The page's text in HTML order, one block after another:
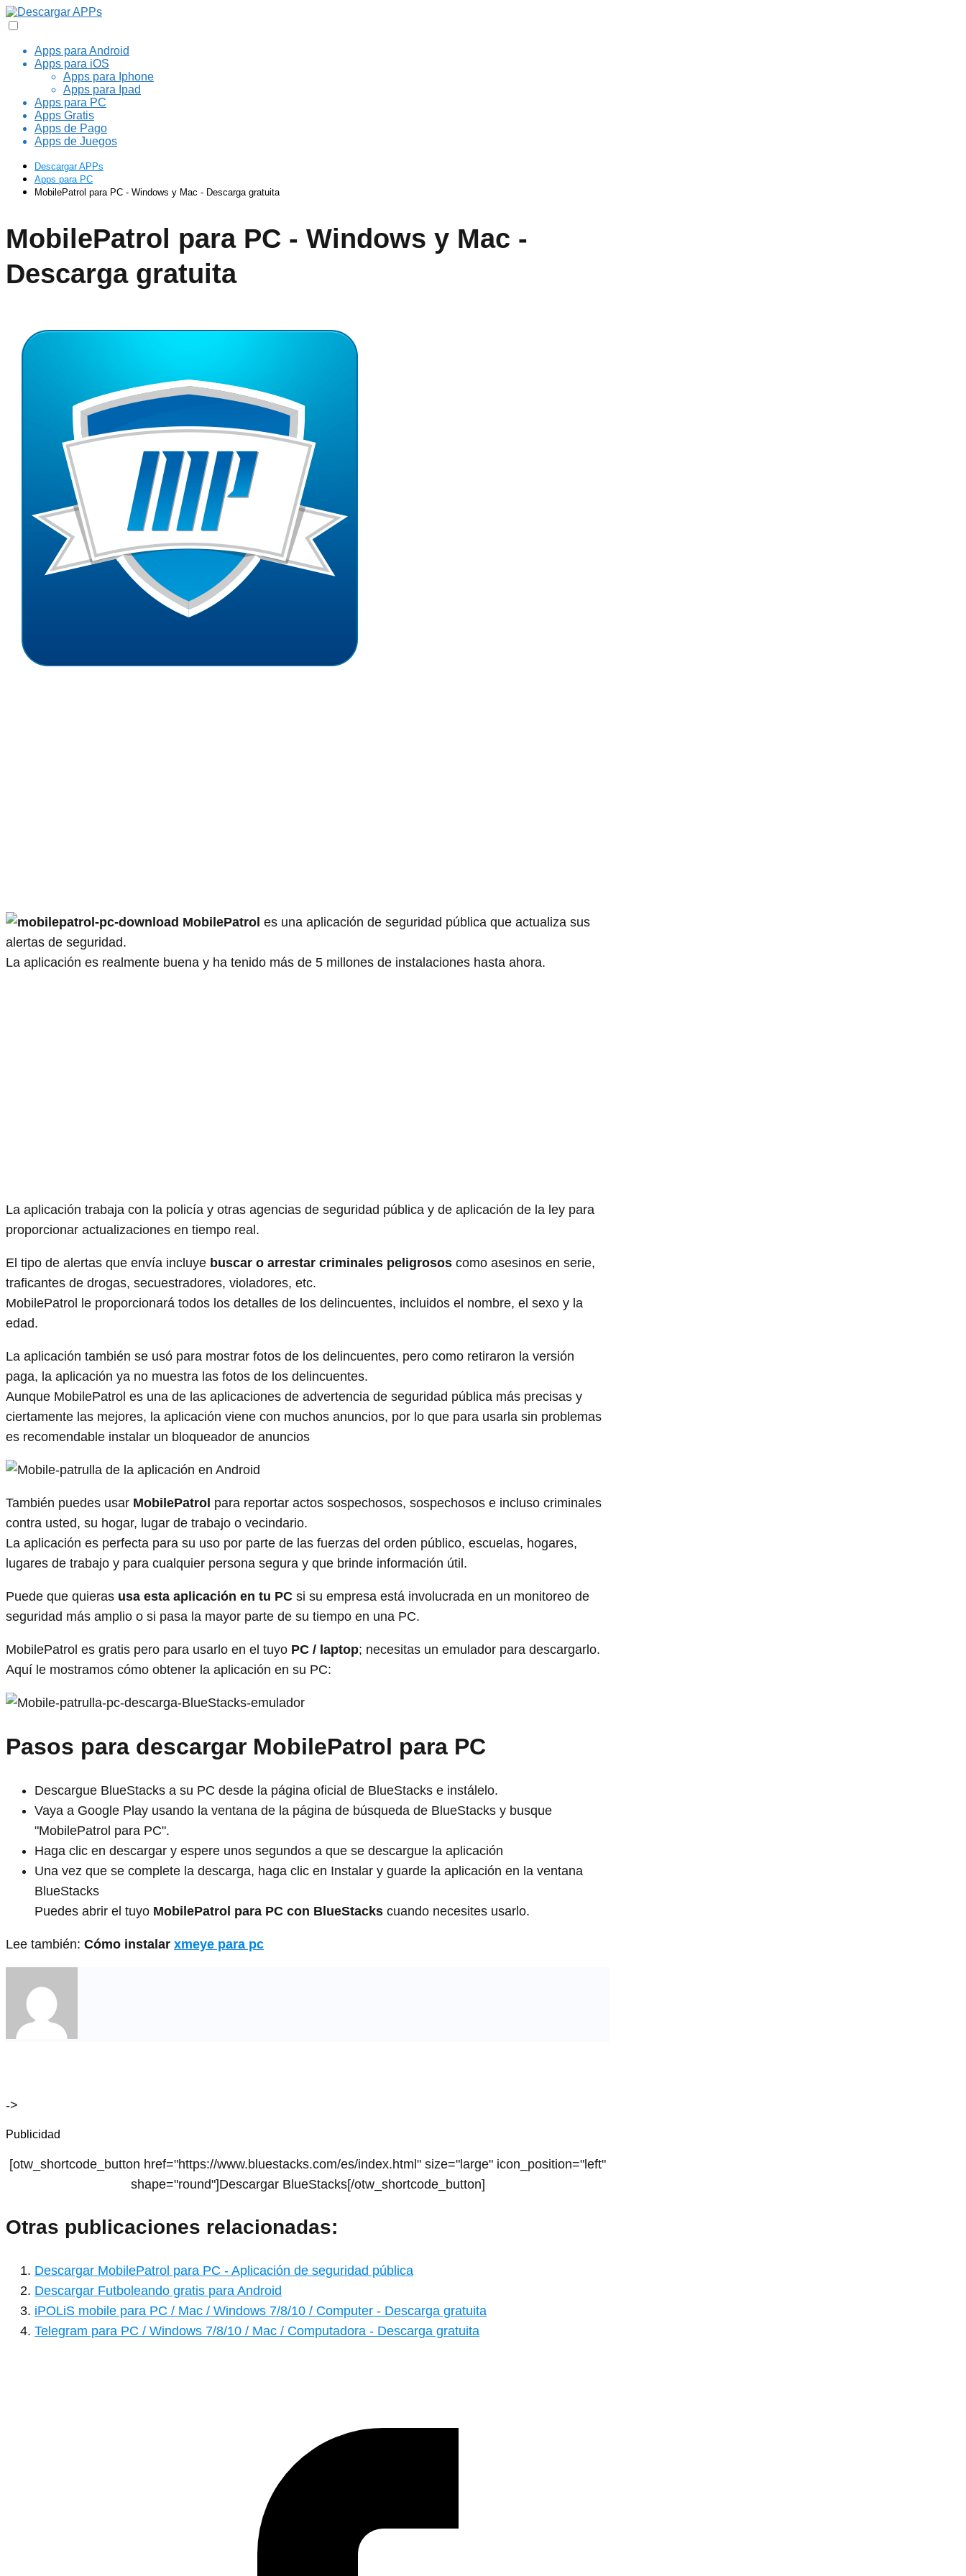
Apps para Android
Apps para iOS
Apps para Iphone
Apps para Ipad
Apps para PC
Apps Gratis
Apps de Pago
Apps de Juegos
Descargar APPs
Apps para PC
MobilePatrol para PC - Windows y Mac - Descarga gratuita
MobilePatrol para PC - Windows y Mac -
Descarga gratuita
MobilePatrol es una aplicación de seguridad pública que actualiza sus
alertas de seguridad.
La aplicación es realmente buena y ha tenido más de 5 millones de instalaciones hasta ahora.
La aplicación trabaja con la policía y otras agencias de seguridad pública y de aplicación de la ley para
proporcionar actualizaciones en tiempo real.
El tipo de alertas que envía incluye buscar o arrestar criminales peligrosos como asesinos en serie,
traficantes de drogas, secuestradores, violadores, etc.
MobilePatrol le proporcionará todos los detalles de los delincuentes, incluidos el nombre, el sexo y la
edad.
La aplicación también se usó para mostrar fotos de los delincuentes, pero como retiraron la versión
paga, la aplicación ya no muestra las fotos de los delincuentes.
Aunque MobilePatrol es una de las aplicaciones de advertencia de seguridad pública más precisas y
ciertamente las mejores, la aplicación viene con muchos anuncios, por lo que para usarla sin problemas
es recomendable instalar un bloqueador de anuncios
También puedes usar MobilePatrol para reportar actos sospechosos, sospechosos e incluso criminales
contra usted, su hogar, lugar de trabajo o vecindario.
La aplicación es perfecta para su uso por parte de las fuerzas del orden público, escuelas, hogares,
lugares de trabajo y para cualquier persona segura y que brinde información útil.
Puede que quieras usa esta aplicación en tu PC si su empresa está involucrada en un monitoreo de
seguridad más amplio o si pasa la mayor parte de su tiempo en una PC.
MobilePatrol es gratis pero para usarlo en el tuyo PC / laptop; necesitas un emulador para descargarlo.
Aquí le mostramos cómo obtener la aplicación en su PC:
Pasos para descargar MobilePatrol para PC
Descargue BlueStacks a su PC desde la página oficial de BlueStacks e instálelo.
Vaya a Google Play usando la ventana de la página de búsqueda de BlueStacks y busque
"MobilePatrol para PC".
Haga clic en descargar y espere unos segundos a que se descargue la aplicación
Una vez que se complete la descarga, haga clic en Instalar y guarde la aplicación en la ventana
BlueStacks
Puedes abrir el tuyo MobilePatrol para PC con BlueStacks cuando necesites usarlo.
Lee también: Cómo instalar xmeye para pc
->
Publicidad
[otw_shortcode_button href="https://www.bluestacks.com/es/index.html" size="large" icon_position="left"
shape="round"]Descargar BlueStacks[/otw_shortcode_button]
Otras publicaciones relacionadas:
Descargar MobilePatrol para PC - Aplicación de seguridad pública
Descargar Futboleando gratis para Android
iPOLiS mobile para PC / Mac / Windows 7/8/10 / Computer - Descarga gratuita
Telegram para PC / Windows 7/8/10 / Mac / Computadora - Descarga gratuita